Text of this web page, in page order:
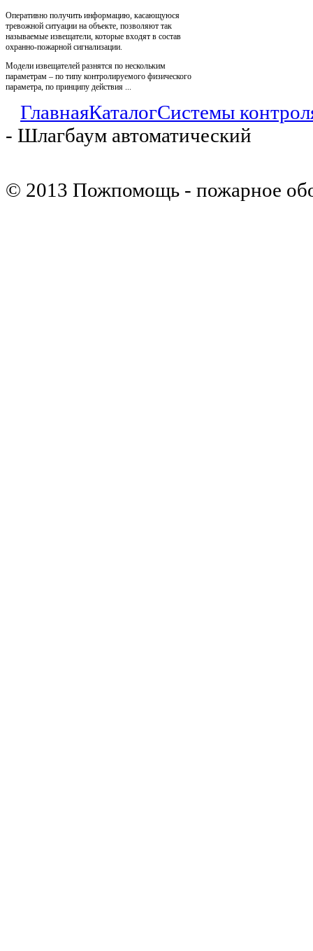
Оперативно получить информацию, касающуюся
тревожной ситуации на объекте, позволяют так
называемые извещатели, которые входят в состав
охранно-пожарной сигнализации.
Модели извещателей разнятся по нескольким
параметрам – по типу контролируемого физического
параметра, по принципу действия ...
ГлавнаяКаталогСистемы
- Шлагбаум автоматический
© 2013 Пожпомощь - пожарное